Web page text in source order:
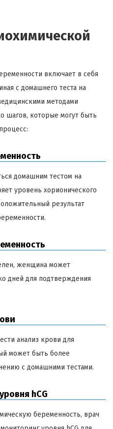
включает в себя
с домашнего теста на
методами
шагов, которые могут быть
домашним тестом на
уровень хорионического
результат
женщина может
дней для подтверждения
анализ крови для
может быть более
с домашними тестами.
hCG
беременность, врач